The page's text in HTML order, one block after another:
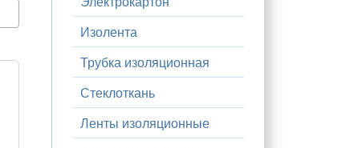
Изолента
Трубка изоляционная
Стеклоткань
Ленты изоляционные